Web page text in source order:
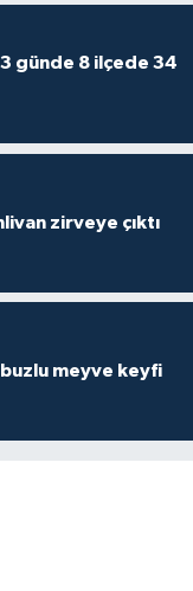
günde 8 ilçede 34
zirveye çıktı
buzlu meyve keyfi